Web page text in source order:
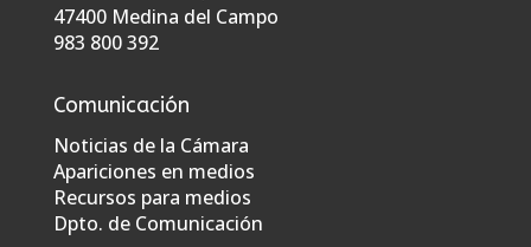
47400 Medina del Campo
983 800 392
Comunicación
Noticias de la Cámara
Apariciones en medios
Recursos para medios
Dpto. de Comunicación